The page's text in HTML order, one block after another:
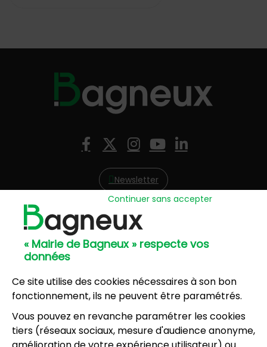
« Mairie de Bagneux » respecte vos
données
Ce site utilise des cookies nécessaires à son bon
fonctionnement, ils ne peuvent être paramétrés.
Vous pouvez en revanche paramétrer les cookies
tiers (réseaux sociaux, mesure d'audience anonyme,
Continuer sans accepter
Facebook
X (Twitter)
Instagram
YouTube
LinkedIn
Newsletter
Hôtel de Ville
57, avenue Henri Ravera - 92220 Bagneux
01 42 31 60 00
8, résidence du Port Galand - 92220 Bagneux
01 45 47 62 00
NOUS CONTACTER